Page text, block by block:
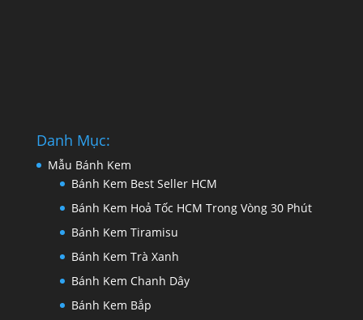
Danh Mục:
Mẫu Bánh Kem
Bánh Kem Best Seller HCM
Bánh Kem Hoả Tốc HCM Trong Vòng 30 Phút
Bánh Kem Tiramisu
Bánh Kem Trà Xanh
Bánh Kem Chanh Dây
Bánh Kem Bắp